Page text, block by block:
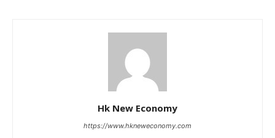
Hk New Economy
https://www.hkneweconomy.com